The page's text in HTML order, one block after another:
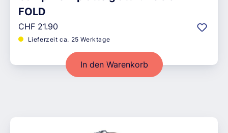
FOLD
Regulärer Preis:
CHF 21.90
Lieferzeit ca. 25 Werktage
In den Warenkorb